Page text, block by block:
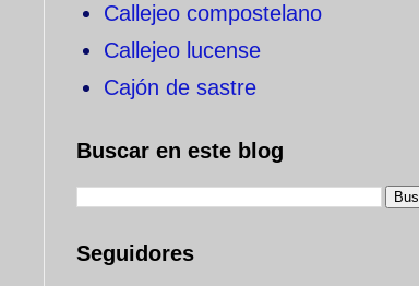
Callejeo compostelano
Callejeo lucense
Cajón de sastre
Buscar en este blog
Seguidores